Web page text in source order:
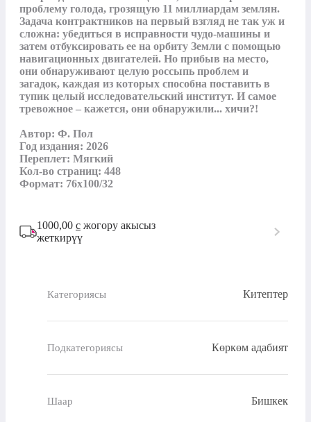
проблему голода, грозящую 11 миллиардам землян.
Задача контрактников на первый взгляд не так уж и
сложна: убедиться в исправности чудо-машины и
затем отбуксировать ее на орбиту Земли с помощью
навигационных двигателей. Но прибыв на место,
они обнаруживают целую россыпь проблем и
загадок, каждая из которых способна поставить в
тупик целый исследовательский институт. И самое
тревожное – кажется, они обнаружили... хичи?!
Aвтор: Ф. Пол
Год издания: 2026
Переплет: Мягкий
Кол-во страниц: 448
Формат: 76x100/32
1000,00 с жогору акысыз
жеткирүү
Категориясы Китептер
Подкатегориясы Көркөм адабият
Шаар Бишкек